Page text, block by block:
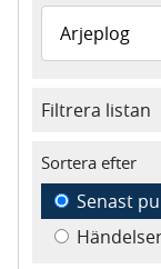
Filtrera listan
Sortera efter
Senast